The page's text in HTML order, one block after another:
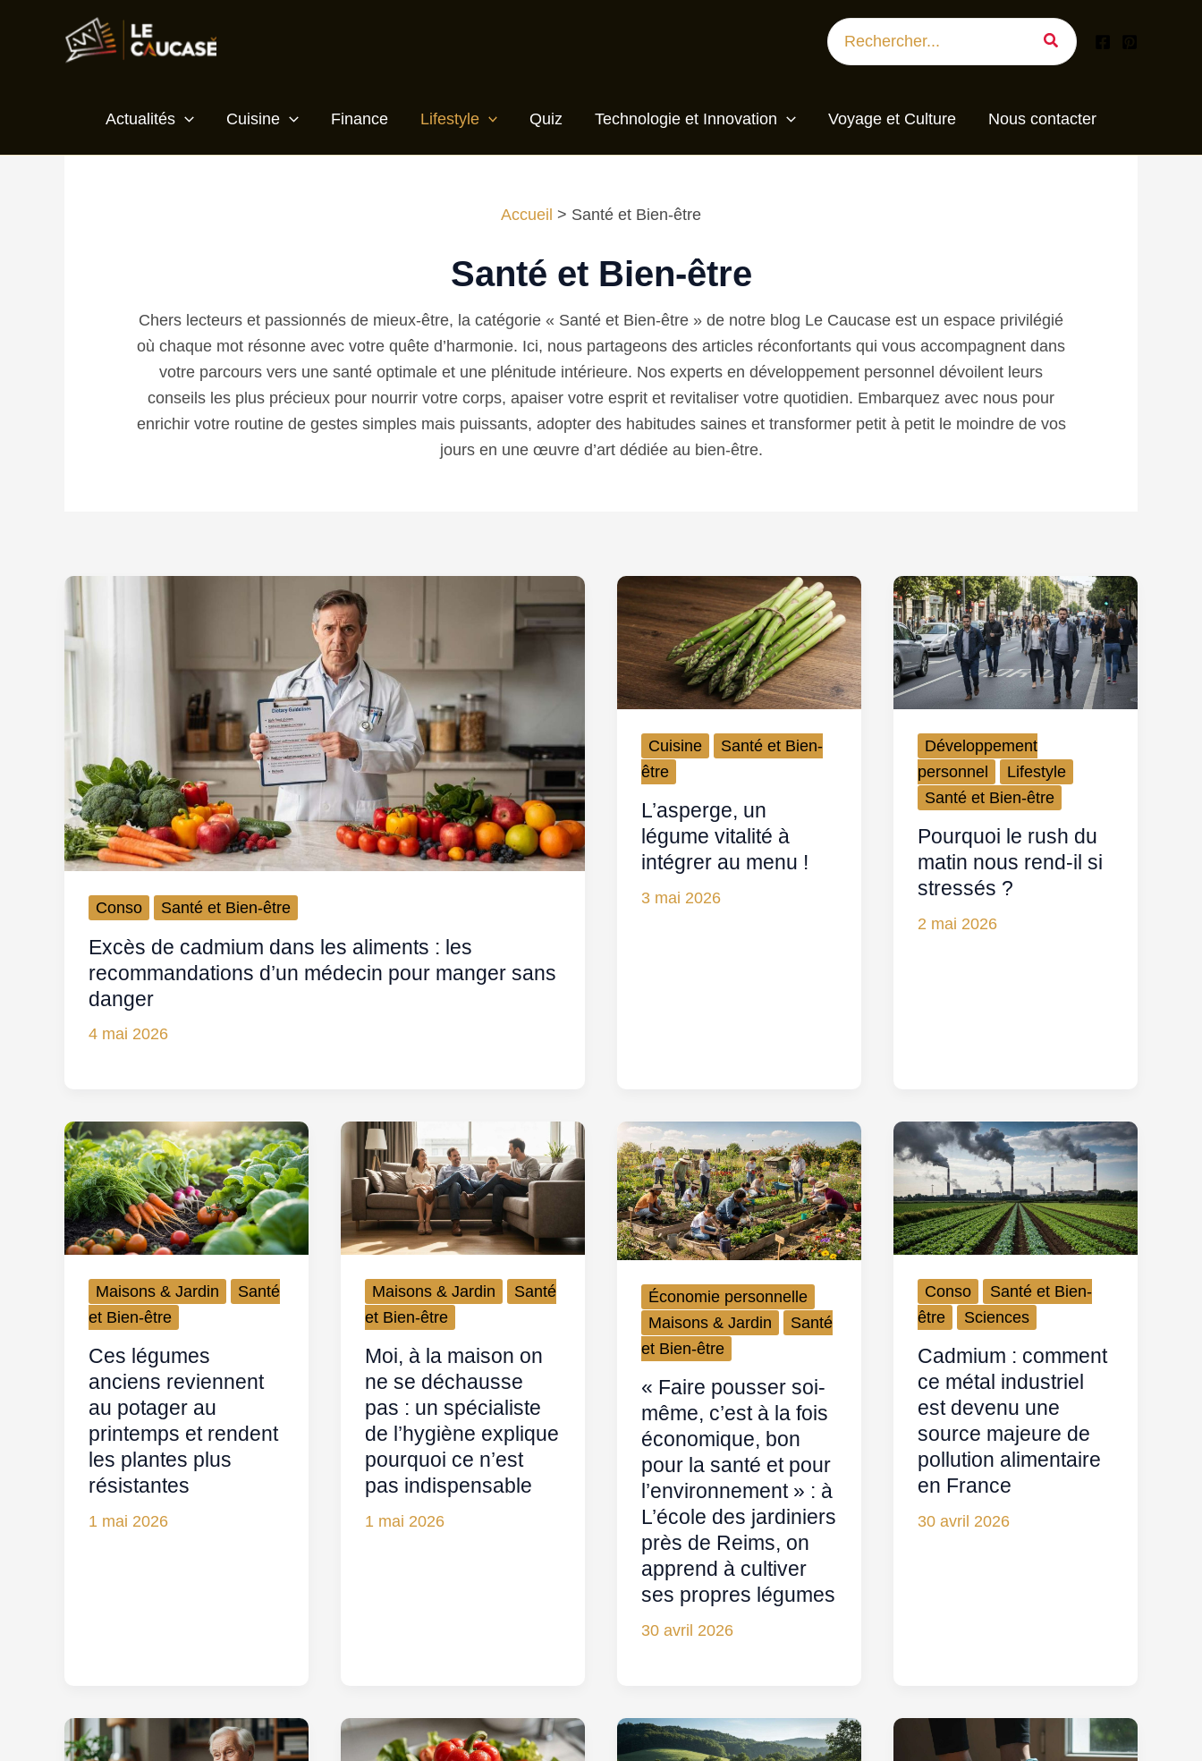
Search
for:
Actualités Cuisine Finance Lifestyle Quiz Technologie et Innovation Voyage et Culture Nous contacter
Accueil Santé et Bien-être
Santé et Bien-être
Chers lecteurs et passionnés de mieux-être, la catégorie « Santé et Bien-être » de notre blog Le Caucase est un espace privilégié
où chaque mot résonne avec votre quête d’harmonie. Ici, nous partageons des articles réconfortants qui vous accompagnent dans
votre parcours vers une santé optimale et une plénitude intérieure. Nos experts en développement personnel dévoilent leurs
conseils les plus précieux pour nourrir votre corps, apaiser votre esprit et revitaliser votre quotidien. Embarquez avec nous pour
enrichir votre routine de gestes simples mais puissants, adopter des habitudes saines et transformer petit à petit le moindre de vos
jours en une œuvre d’art dédiée au bien-être.
Conso Santé et Bien-être
Excès de cadmium dans les aliments : les
recommandations d’un médecin pour manger sans
danger
4 mai 2026
Cuisine
Santé et Bien-
être
L’asperge, un
légume vitalité à
intégrer au menu !
3 mai 2026
Développement
personnel
Lifestyle
Santé et Bien-être
Pourquoi le rush du
matin nous rend-il si
stressés ?
2 mai 2026
Maisons & Jardin
Santé
et Bien-être
Ces légumes
anciens reviennent
au potager au
printemps et rendent
les plantes plus
résistantes
1 mai 2026
Maisons & Jardin
Santé
et Bien-être
Moi, à la maison on
ne se déchausse
pas : un spécialiste
de l’hygiène explique
pourquoi ce n’est
pas indispensable
1 mai 2026
Économie personnelle
Maisons & Jardin
Santé
et Bien-être
« Faire pousser soi-
même, c’est à la fois
économique, bon
pour la santé et pour
l’environnement » : à
L’école des jardiniers
près de Reims, on
apprend à cultiver
ses propres légumes
30 avril 2026
Conso
Santé et Bien-
être
Sciences
Cadmium : comment
ce métal industriel
est devenu une
source majeure de
pollution alimentaire
en France
30 avril 2026